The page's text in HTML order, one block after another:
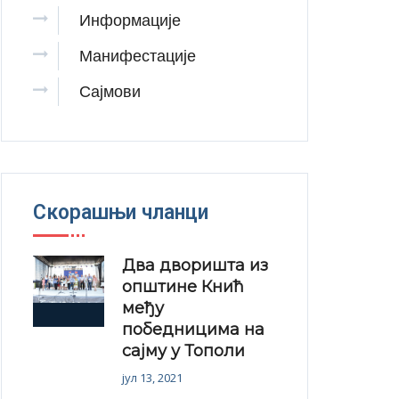
Информације
Манифестације
Сајмови
Скорашњи чланци
Два дворишта из
општине Кнић
међу
победницима на
сајму у Тополи
јул 13, 2021